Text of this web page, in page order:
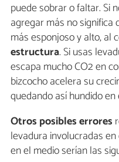
puede sobrar o faltar. Si
agregar más no
más esponjoso y alto, al
estructura. Si usas
escapa mucho CO2 en
bizcocho acelera su
quedando así hundido
Otros posibles errores
levadura involucradas
en el medio serían las